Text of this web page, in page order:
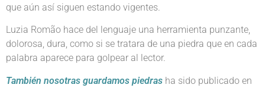
que aún así siguen estando vigentes.
Luzia Romão hace del lenguaje una herramienta punzante,
dolorosa, dura, como si se tratara de una piedra que en cada
palabra aparece para golpear al lector.
También nosotras guardamos piedras ha sido publicado en